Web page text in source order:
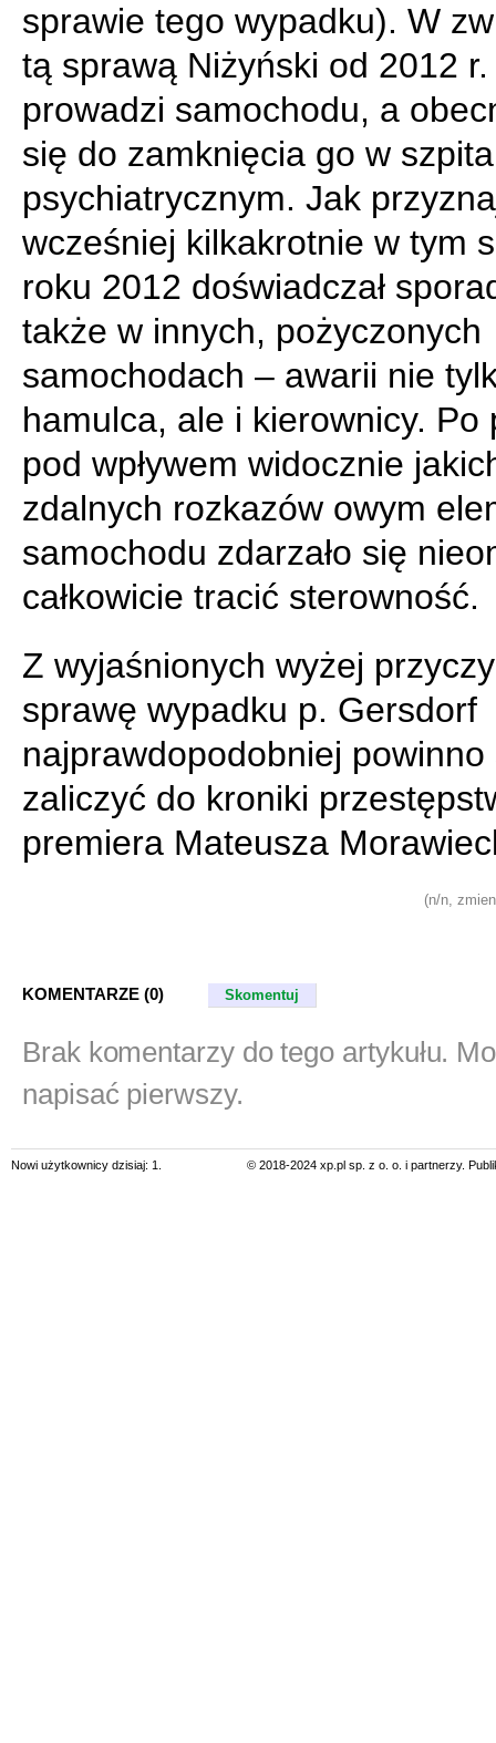
sprawie tego wypadku). W
tą sprawą Niżyński od 2012
prowadzi samochodu, a
się do zamknięcia go w
psychiatrycznym. Jak
wcześniej kilkakrotnie w tym
roku 2012 doświadczał
także w innych, pożyczonych
samochodach – awarii nie
hamulca, ale i kierownicy. Po
pod wpływem widocznie
zdalnych rozkazów owym
samochodu zdarzało się
całkowicie tracić sterowność.
Z wyjaśnionych wyżej
sprawę wypadku p. Gersdorf
najprawdopodobniej powinno
zaliczyć do kroniki
premiera Mateusza
(n/n,
KOMENTARZE (0) Skomentuj
Brak komentarzy do tego artykułu.
napisać pierwszy.
Nowi użytkownicy dzisiaj: 1. © 2018-2024 xp.pl sp. z o. o. i partnerzy.